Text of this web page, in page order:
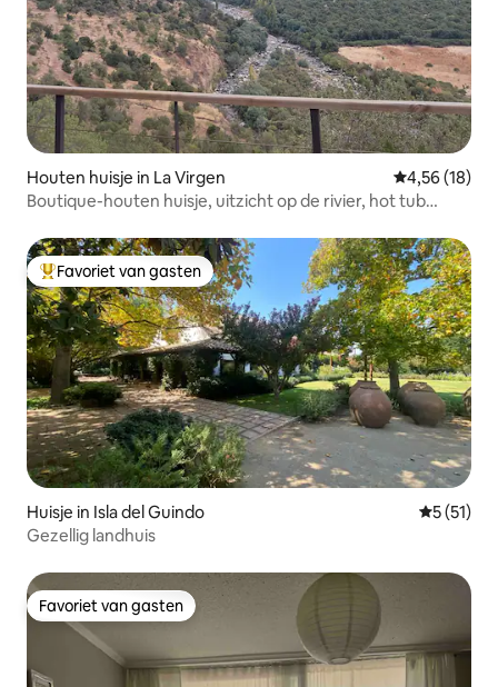
Houten huisje in La Virgen Gemiddelde
4,56 (18)
Boutique-houten huisje, uitzicht op de rivier, hot tub
Topfavoriet van gasten
Favoriet van gasten
Huisje in Isla del Guindo
5 (51)
Gezellig landhuis
Favoriet van gasten
Favoriet van gasten